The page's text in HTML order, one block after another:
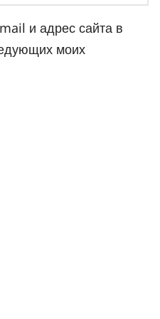
и адрес сайта в
моих